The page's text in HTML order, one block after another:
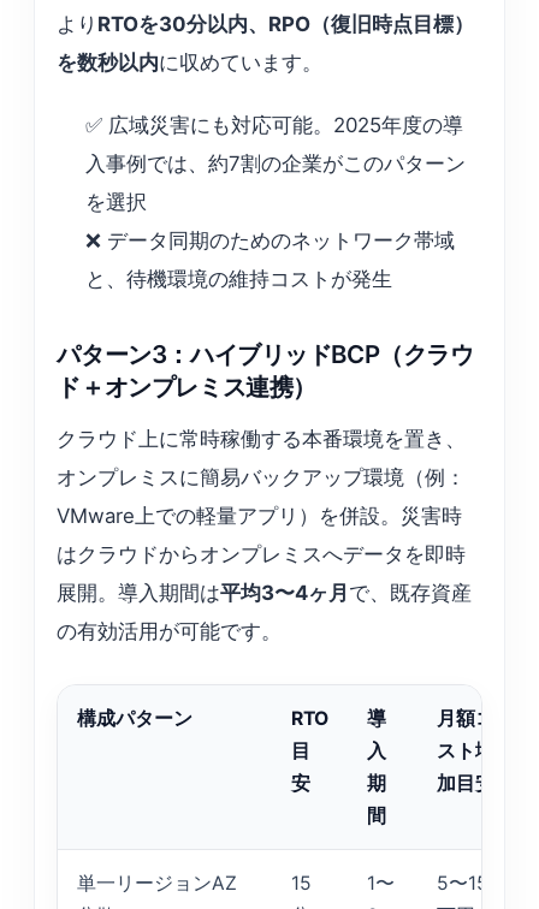
より RTOを30分以内、RPO（復旧時点目標）
を数秒以内に収めています。
✅ 広域災害にも対応可能。2025年度の導
入事例では、約7割の企業がこのパターン
を選択
❌ データ同期のためのネットワーク帯域
と、待機環境の維持コストが発生
パターン3：ハイブリッドBCP（クラウ
ド＋オンプレミス連携）
クラウド上に常時稼働する本番環境を置き、
オンプレミスに簡易バックアップ環境（例：
VMware上での軽量アプリ）を併設。災害時
はクラウドからオンプレミスへデータを即時
展開。導入期間は平均3〜4ヶ月 で、既存資産
の有効活用が可能です。
構成パターン
RTO
目
安
導
入
期
間
月額コ
スト増
加目安
単一リージョンAZ
15
1〜
5〜15